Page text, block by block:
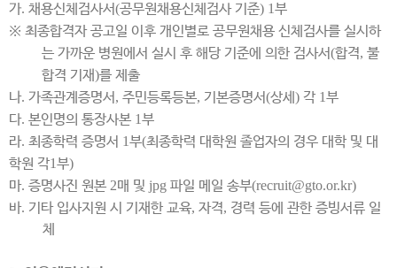
가. 채용신체검사서(공무원채용신체검사 기준) 1부
※ 최종합격자 공고일 이후 개인별로 공무원채용 신체검사를 실시하
는 가까운 병원에서 실시 후 해당 기준에 의한 검사서(합격,불
합격 기재)를 제출
나. 가족관계증명서 , 주민등록등본, 기본증명서(상세 ) 각 1부
다. 본인명의 통장사본 1부
라. 최종학력 증명서 1부(최종학력 대학원 졸업자의 경우 대학 및 대
학원 각1부)
마. 증명사진 원본 2매 및 jpg 파일 메일 송부(recruit@gto.or.kr)
바. 기타 입사지원 시 기재한 교육, 자격, 경력 등에 관한 증빙서류 일
체